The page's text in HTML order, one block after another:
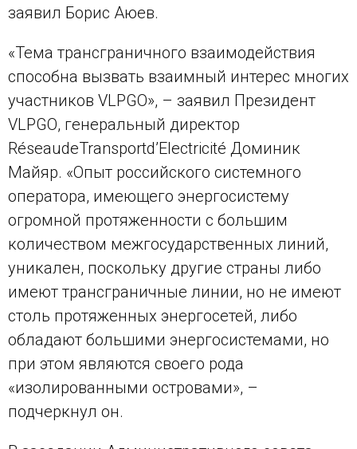
заявил Борис Аюев.
«Тема трансграничного взаимодействия
способна вызвать взаимный интерес многих
участников VLPGO», – заявил Президент
VLPGO, генеральный директор
RéseaudeTransportd’Electricité Доминик
Майяр. «Опыт российского системного
оператора, имеющего энергосистему
огромной протяженности с большим
количеством межгосударственных линий,
уникален, поскольку другие страны либо
имеют трансграничные линии, но не имеют
столь протяженных энергосетей, либо
обладают большими энергосистемами, но
при этом являются своего рода
«изолированными островами», –
подчеркнул он.